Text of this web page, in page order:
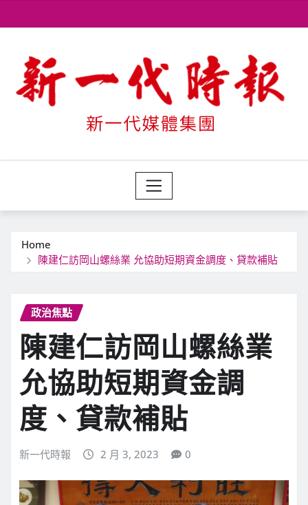
to
Home
陳建仁訪岡山螺絲業 允協助短期資金調度、貸款補貼
政治焦點
陳建仁訪岡山螺絲業
允協助短期資金調
度、貸款補貼
新一代時報 2 月 3, 2023 0